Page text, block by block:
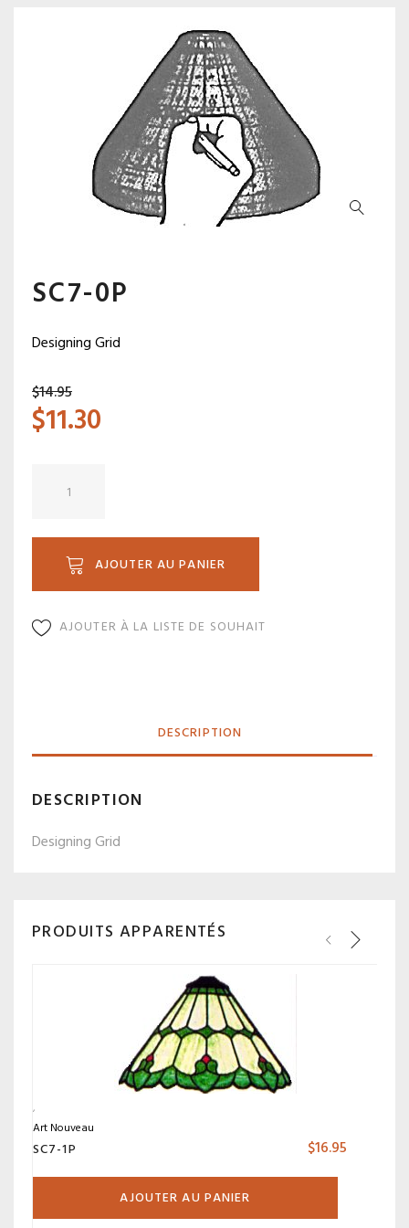
SC7-0P
Designing Grid
$14.95
$11.30
AJOUTER AU PANIER
AJOUTER À LA LISTE DE SOUHAIT
DESCRIPTION
DESCRIPTION
Designing Grid
PRODUITS APPARENTÉS
Art Nouveau
SC7-1P $16.95
AJOUTER AU PANIER